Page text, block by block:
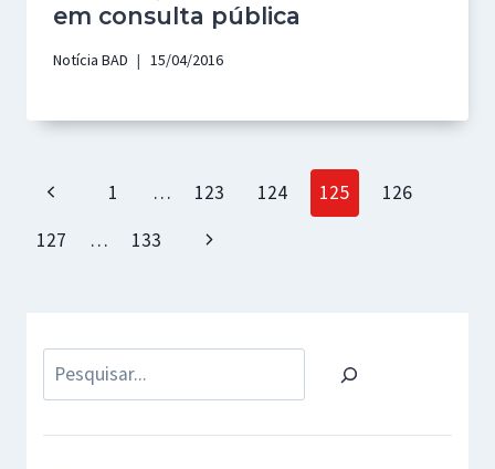
em consulta pública
Notícia BAD 15/04/2016
Page
navigation
Previous
Page
1 … 123 124 125
126
127
… 133
Next
Pesquisar